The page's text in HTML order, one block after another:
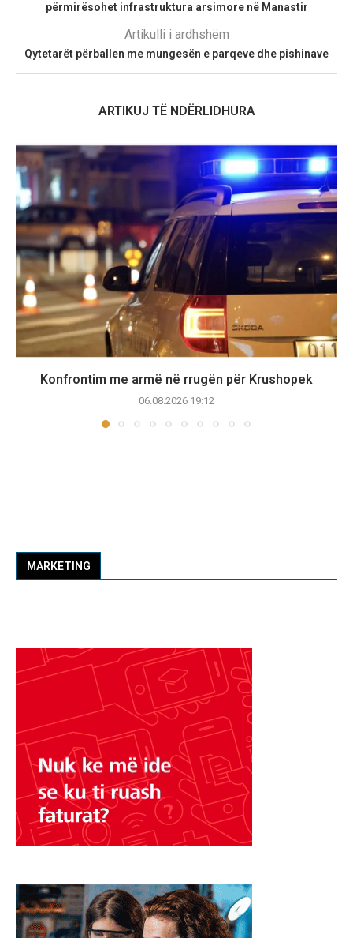
përmirësohet infrastruktura arsimore në Manastir
Artikulli i ardhshëm
Qytetarët përballen me mungesën e parqeve dhe pishinave
ARTIKUJ TË NDËRLIDHURA
Konfrontim me armë në rrugën për Krushopek
06.08.2026 19:12
MARKETING